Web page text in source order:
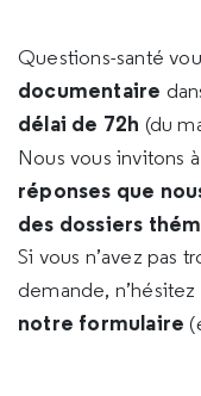
Questions-santé
documentaire
délai de 72h (du
Nous vous invitons
réponses que
des dossiers
Si vous n’avez pas
demande, n’hésitez
notre formulaire (